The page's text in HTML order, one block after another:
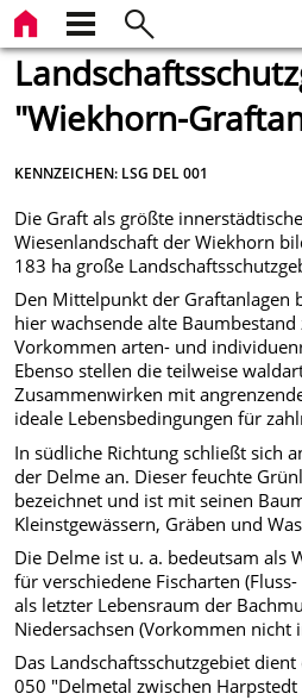
"Wiekhorn-
KENNZEICHEN: LSG DEL 001
Die Graft als größte
Wiesenlandschaft der Wiekhorn
183 ha große
Den Mittelpunkt der Graftanlagen
hier wachsende alte
Vorkommen arten- und
Ebenso stellen die teilweise
Zusammenwirken mit
ideale Lebensbedingungen für
In südliche Richtung schließt sich
der Delme an. Dieser feuchte
bezeichnet und ist mit seinen
Kleinstgewässern, Gräben und
Die Delme ist u. a. bedeutsam als
für verschiedene Fischarten
als letzter Lebensraum der
Niedersachsen (Vorkommen
Das Landschaftsschutzgebiet
050 "Delmetal zwischen